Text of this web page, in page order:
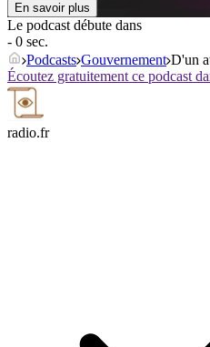
En savoir plus
Le podcast débute dans
- 0 sec.
Podcasts Gouvernement D'un
Écoutez gratuitement ce podcast
radio.fr